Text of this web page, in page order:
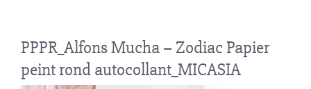
PPPR_Alfons Mucha – Zodiac Papier
peint rond autocollant_MICASIA